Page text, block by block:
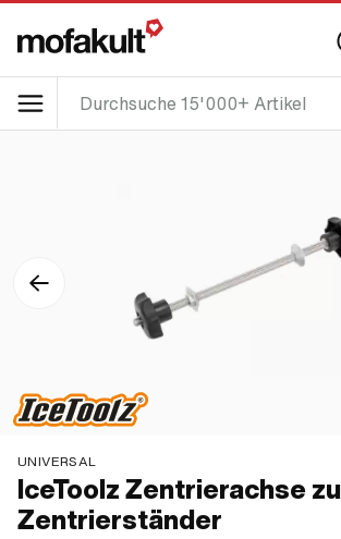
UNIVERSAL
IceToolz Zentrierachse zu
Zentrierständer